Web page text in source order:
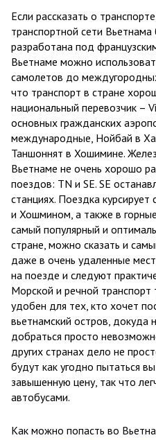
Если рассказать о
транспортной сети
разработана под
Вьетнаме можно
самолетов до
что транспорт в стране
национальный перевозчик –
основных гражданских
международные, Нойбай в
Таншоннят в Хошимине.
Вьетнаме не очень хорошо
поездов: TN и SE. SE
станциях. Поездка
и Хошмином, а также в
самый популярный и
стране, можно сказать и
даже в очень удаленные
на поезде и следуют
Морской и речной транспорт
удобен для тех, кто хочет
вьетнамский остров, докуда
добраться просто
других странах дело не
будут как угодно пытаться
завышенную цену, так что
автобусами.
Как можно попасть во